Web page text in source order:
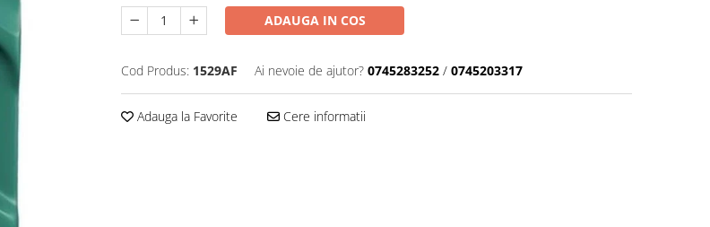
ADAUGA IN COS
Cod Produs: 1529AF Ai nevoie de ajutor? 0745283252 / 0745203317
Adauga la Favorite Cere informatii